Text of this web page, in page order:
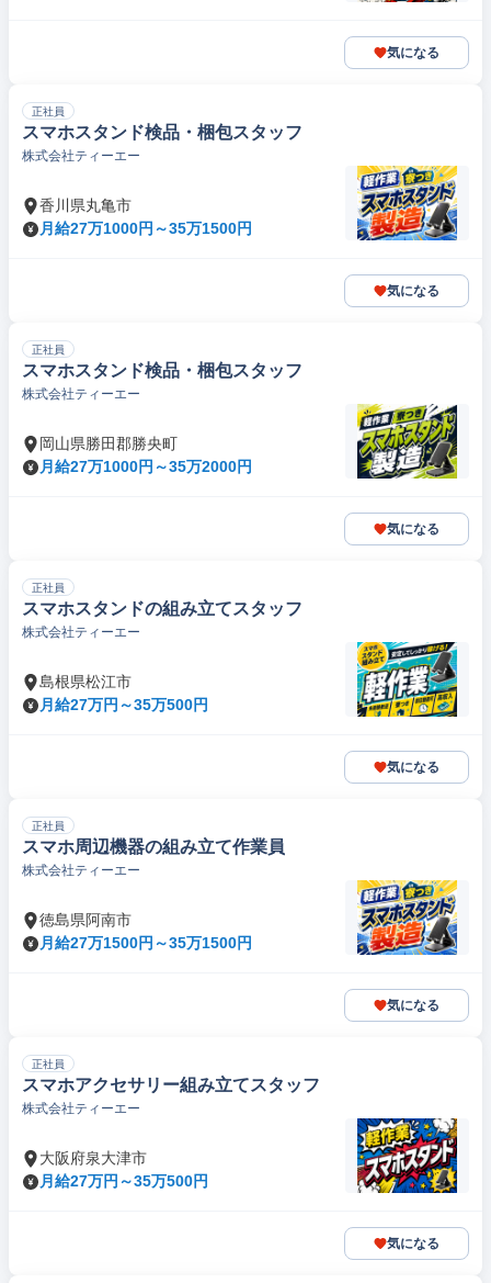
気になる
正社員
スマホスタンド検品・梱包スタッフ
株式会社ティーエー
香川県丸亀市
月給27万1000円～35万1500円
気になる
正社員
スマホスタンド検品・梱包スタッフ
株式会社ティーエー
岡山県勝田郡勝央町
月給27万1000円～35万2000円
気になる
正社員
スマホスタンドの組み立てスタッフ
株式会社ティーエー
島根県松江市
月給27万円～35万500円
気になる
正社員
スマホ周辺機器の組み立て作業員
株式会社ティーエー
徳島県阿南市
月給27万1500円～35万1500円
気になる
正社員
スマホアクセサリー組み立てスタッフ
株式会社ティーエー
大阪府泉大津市
月給27万円～35万500円
気になる